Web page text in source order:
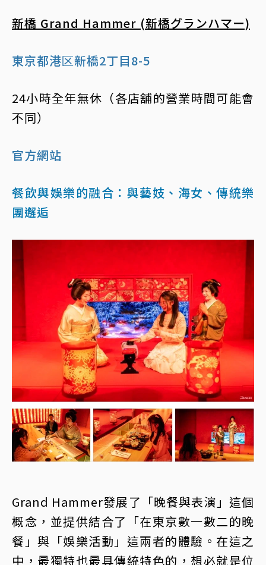
新橋 Grand Hammer (新橋グランハマー)
東京都港区新橋2丁目8-5
24小時全年無休（各店舖的營業時間可能會
不同）
官方網站
餐飲與娛樂的融合：與藝妓、海女、傳統樂
團邂逅
Grand Hammer發展了「晚餐與表演」這個
概念，並提供結合了「在東京數一數二的晚
餐」與「娛樂活動」這兩者的體驗。在這之
中，最獨特也最具傳統特色的，想必就是位